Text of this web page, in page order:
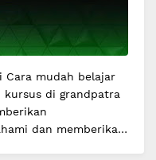
di grandpatra
dan memberikan